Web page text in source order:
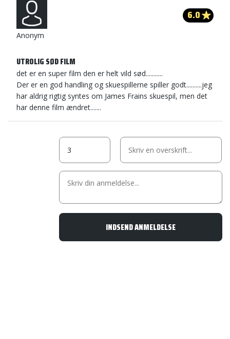
Anonym
6.0
UTROLIG SØD FILM
det er en super film den er helt vild sød...........
Der er en god handling og skuespillerne spiller godt..........jeg
har aldrig rigtig syntes om James Frains skuespil, men det
har denne film ændret.......